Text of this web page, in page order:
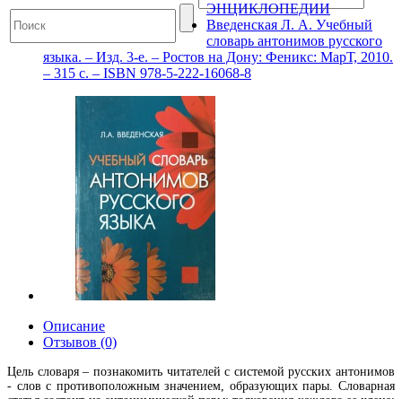
ЭНЦИКЛОПЕДИИ
Введенская Л. А. Учебный
словарь антонимов русского
языка. – Изд. 3-е. – Ростов на Дону: Феникс: МарТ, 2010.
– 315 с. – ISBN 978-5-222-16068-8
Описание
Отзывов (0)
Цель словаря – познакомить читателей с системой русских антонимов
- слов с противоположным значением, образующих пары. Словарная